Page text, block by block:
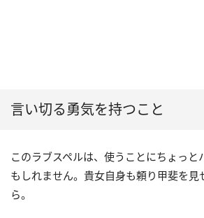
言い切る勇気を持つこと
このラブスペルは、使うことにちょっと
もしれません。貴女自身も頼り甲斐を見
ら。